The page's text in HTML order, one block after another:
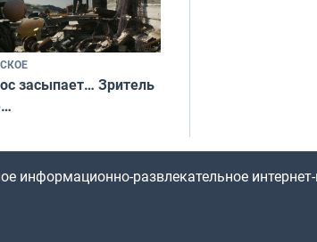
засыпает… Зритель
информационно-развлекательное